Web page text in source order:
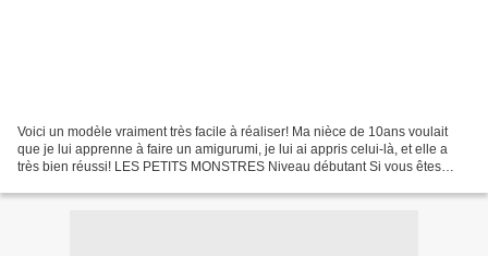
Voici un modèle vraiment très facile à réaliser! Ma nièce de 10ans voulait
que je lui apprenne à faire un amigurumi, je lui ai appris celui-là, et elle a
très bien réussi! LES PETITS MONSTRES Niveau débutant Si vous êtes